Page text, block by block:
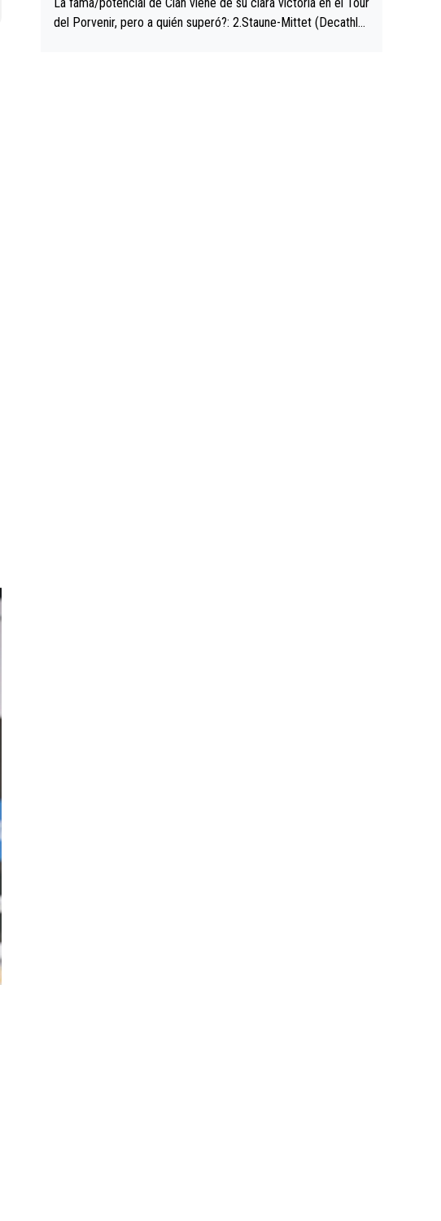
del Porvenir, pero a quién superó?: 2.Staune-Mittet (Decathlo